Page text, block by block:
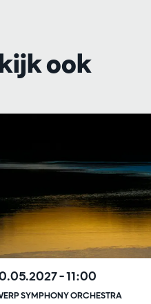
ook
SYMPHONY ORCHESTRA
– 11:00